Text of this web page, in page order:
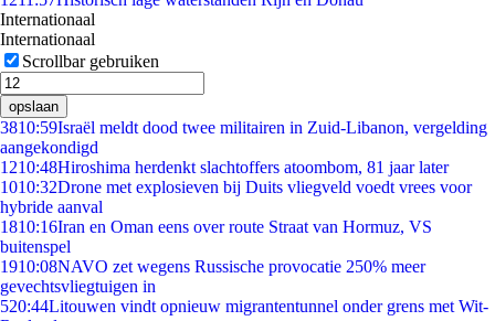
Internationaal
Internationaal
Scrollbar gebruiken
opslaan
3810:59Israël meldt dood twee militairen in Zuid-Libanon, vergelding
aangekondigd
1210:48Hiroshima herdenkt slachtoffers atoombom, 81 jaar later
1010:32Drone met explosieven bij Duits vliegveld voedt vrees voor
hybride aanval
1810:16Iran en Oman eens over route Straat van Hormuz, VS
buitenspel
1910:08NAVO zet wegens Russische provocatie 250% meer
gevechtsvliegtuigen in
520:44Litouwen vindt opnieuw migrantentunnel onder grens met Wit-